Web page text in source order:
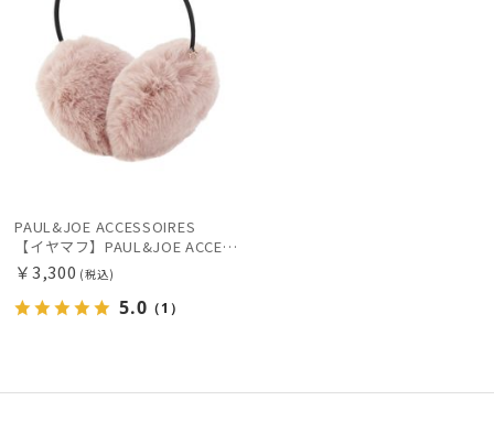
PAUL&JOE ACCESSOIRES
【イヤマフ】PAUL&JOE ACCESSOIRES (ポールアンドジョー アクセソワ) フェイクファーイヤマフ
￥3,300 (税込)
5.0 （1）